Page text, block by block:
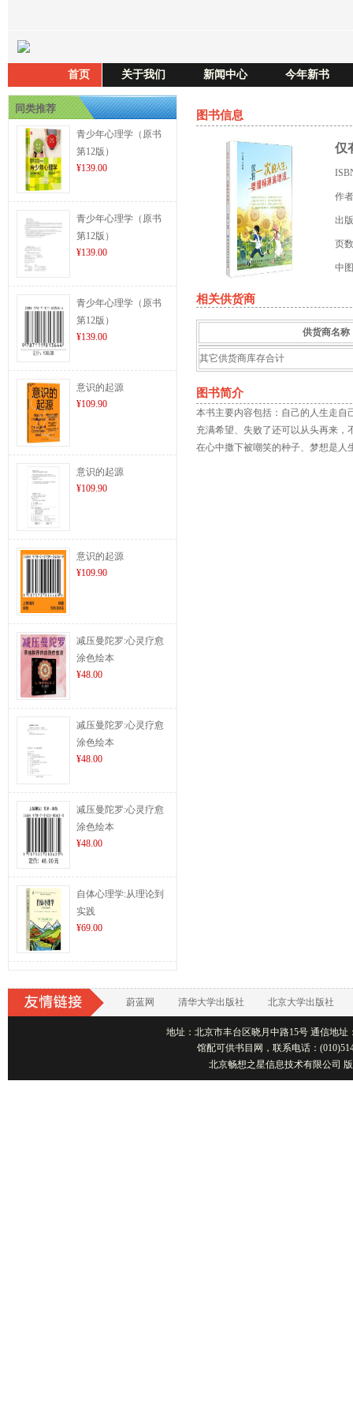
首页 关于我们 新闻中心 今年新书
同类推荐
青少年心理学（原书
第12版）
¥139.00
青少年心理学（原书
第12版）
¥139.00
青少年心理学（原书
第12版）
¥139.00
意识的起源
¥109.90
意识的起源
¥109.90
意识的起源
¥109.90
减压曼陀罗:心灵疗愈
涂色绘本
¥48.00
减压曼陀罗:心灵疗愈
涂色绘本
¥48.00
减压曼陀罗:心灵疗愈
涂色绘本
¥48.00
自体心理学:从理论到
实践
¥69.00
图书信息
仅
作
出
页
中
相关供货商
供货商名称
其它供货商库存合计
图书简介
本书主要内容包括：自己的人生走自
充满希望、失败了还可以从头再来
在心中撒下被嘲笑的种子、梦想是人
蔚蓝网 清华大学出版社 北京大学出版社
地址：北京市丰台区晓月中路15号 通信地址
馆配可供书目网，联系电话：
北京畅想之星信息技术有限公司